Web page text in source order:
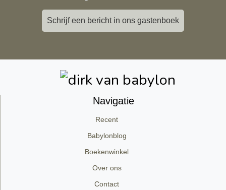
Schrijf een bericht in ons gastenboek
Navigatie
Recent
Babylonblog
Boekenwinkel
Over ons
Contact